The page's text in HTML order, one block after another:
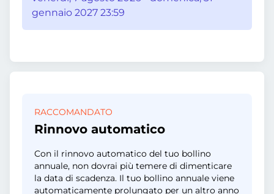
gennaio 2027 23:59
RACCOMANDATO
Rinnovo automatico
Con il rinnovo automatico del tuo bollino
annuale, non dovrai più temere di dimenticare
la data di scadenza. Il tuo bollino annuale viene
automaticamente prolungato per un altro anno